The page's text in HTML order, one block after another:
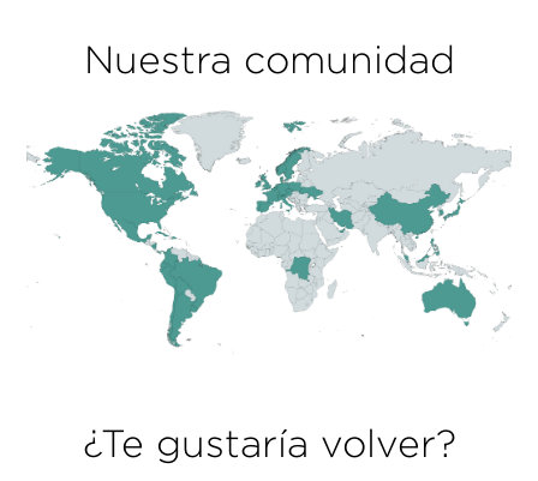
Más información sobre el servicio y
recursos
Guía del retorno con información
relevante
Recursos para emprender en
Málaga
Nuestra comunidad
¿Te gustaría volver?